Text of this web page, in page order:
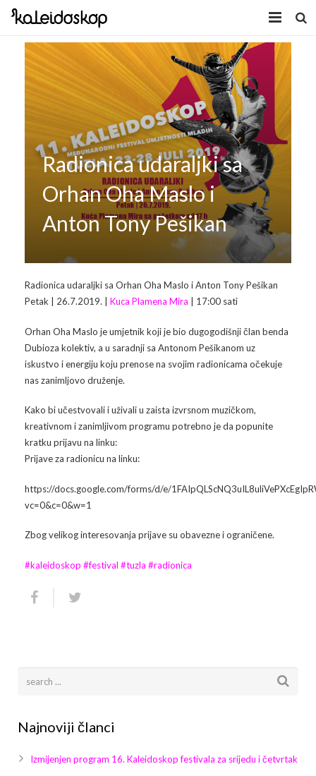
Home
Novosti
Program
Radionice
Dobrodošli u Tuzlu
Video 2011
Video 2012
Video 2013
Video 2014
Video 2016
Video 2017
Video 2018
Naša galerija
Galerija 2010
Galerija 2011
Galerija 2012
Galerija 2013
Galerija 2015
Galerija 2016
Galerija 2017
Galerija 2018
Galerija 2022
Galerija 2024
Galerija 2025
Facebook
Arhiva
Kontakt
Radionica udaraljki sa
Orhan Oha Maslo i
Anton Tony Pešikan
Radionica udaraljki sa Orhan Oha Maslo i Anton Tony Pešikan
Petak | 26.7.2019. | Kuca Plamena Mira | 17:00 sati
Orhan Oha Maslo je umjetnik koji je bio dugogodišnji član benda
Dubioza kolektiv, a u saradnji sa Antonom Pešikanom uz
iskustvo i energiju koju prenose na svojim radionicama očekuje
nas zanimljovo druženje.
Kako bi učestvovali i uživali u zaista izvrsnom muzičkom,
kreativnom i zanimljivom programu potrebno je da popunite
kratku prijavu na linku:
Prijave za radionicu na linku:
https://docs.google.com/forms/d/e/
vc=0&c=0&w=1
Zbog velikog interesovanja prijave su obavezne i ograničene.
#kaleidoskop #festival #tuzla #radionica
Najnoviji članci
Izmijenjen program 16. Kaleidoskop festivala za srijedu i četvrtak